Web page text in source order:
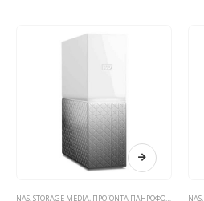
NAS,STORAGE MEDIA, ΠΡΟΪΌΝΤΑ ΠΛΗΡΟΦΟΡΙΚΉΣ - ΚΙΝΗΤΉΣ ΤΗΛΕΦΩΝΊΑΣ - ΗΛΕΚΤΡΟΝΙΚΆ NAS,